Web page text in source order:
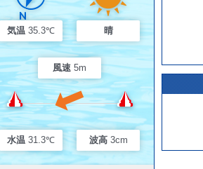
気温 35.3℃ 晴
風速 5m
水温 31.3℃ 波高 3cm